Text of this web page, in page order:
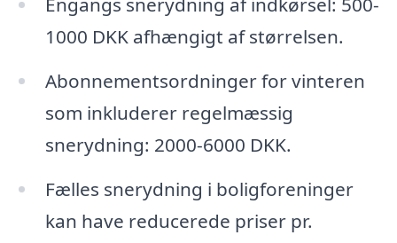
1000 DKK afhængigt af størrelsen.
Abonnementsordninger for vinteren
som inkluderer regelmæssig
snerydning: 2000-6000 DKK.
Fælles snerydning i boligforeninger
kan have reducerede priser pr.